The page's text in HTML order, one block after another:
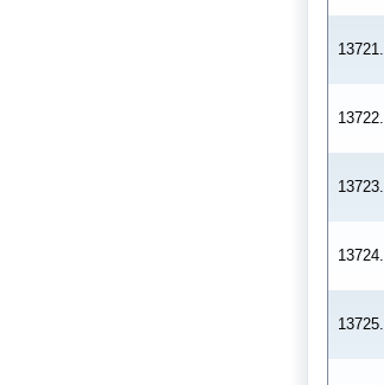
13721.
13722.
13723.
13724.
13725.